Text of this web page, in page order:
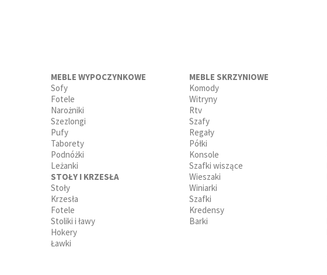
MEBLE WYPOCZYNKOWE
Sofy
Fotele
Narożniki
Szezlongi
Pufy
Taborety
Podnóżki
Leżanki
STOŁY I KRZESŁA
Stoły
Krzesła
Fotele
Stoliki i ławy
Hokery
Ławki
MEBLE SKRZYNIOWE
Komody
Witryny
Rtv
Szafy
Regały
Półki
Konsole
Szafki wiszące
Wieszaki
Winiarki
Szafki
Kredensy
Barki